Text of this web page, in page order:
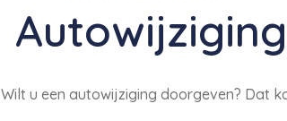
Autowijziging
Wilt u een autowijziging doorgeven? Dat